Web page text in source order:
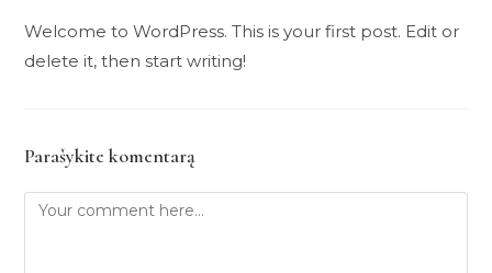
Welcome to WordPress. This is your first post. Edit or
delete it, then start writing!
Parašykite komentarą